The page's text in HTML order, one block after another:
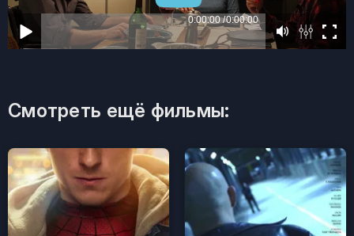
Смотреть ещё фильмы: